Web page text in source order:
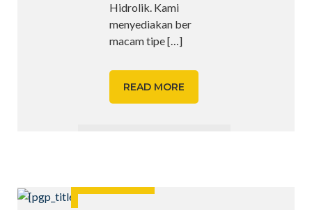
Hidrolik. Kami
menyediakan ber
macam tipe[…]
READ MORE